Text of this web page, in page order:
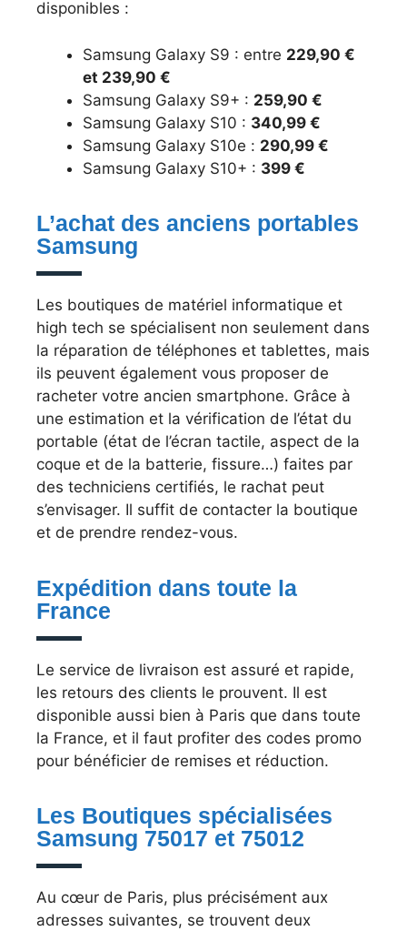
disponibles :
Samsung Galaxy S9 : entre 229,90 €
et 239,90 €
Samsung Galaxy S9+ : 259,90 €
Samsung Galaxy S10 : 340,99 €
Samsung Galaxy S10e : 290,99 €
Samsung Galaxy S10+ : 399 €
L’achat des anciens portables
Samsung
Les boutiques de matériel informatique et
high tech se spécialisent non seulement dans
la réparation de téléphones et tablettes, mais
ils peuvent également vous proposer de
racheter votre ancien smartphone. Grâce à
une estimation et la vérification de l’état du
portable (état de l’écran tactile, aspect de la
coque et de la batterie, fissure…) faites par
des techniciens certifiés, le rachat peut
s’envisager. Il suffit de contacter la boutique
et de prendre rendez-vous.
Expédition dans toute la
France
Le service de livraison est assuré et rapide,
les retours des clients le prouvent. Il est
disponible aussi bien à Paris que dans toute
la France, et il faut profiter des codes promo
pour bénéficier de remises et réduction.
Les Boutiques spécialisées
Samsung 75017 et 75012
Au cœur de Paris, plus précisément aux
adresses suivantes, se trouvent deux